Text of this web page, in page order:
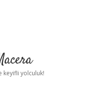
keyifli yolculuk!